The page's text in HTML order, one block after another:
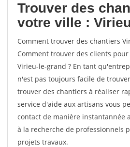
Trouver des
votre ville :
Comment trouver des chantiers
Comment trouver des clients
Virieu-le-grand ? En tant
n'est pas toujours facile de
trouver des chantiers à réaliser
service d'aide aux artisans vous
contact de manière instantannée
à la recherche de professionnels
projets travaux.